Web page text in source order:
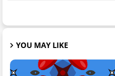
YOU MAY LIKE